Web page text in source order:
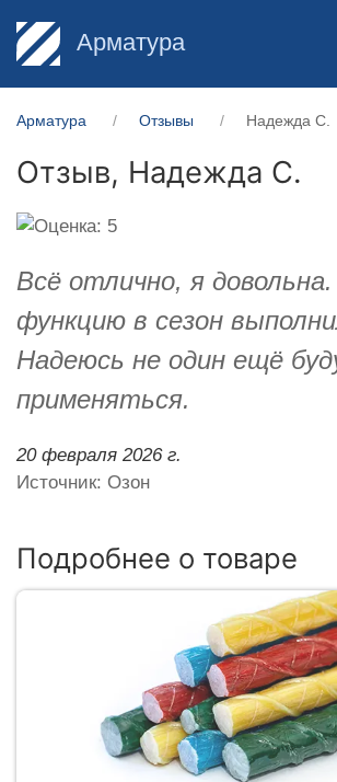
Арматура
Арматура Отзывы Надежда С.
Отзыв, Надежда С.
Всё отлично, я
функцию в сезон
Надеюсь не один ещё
применяться.
20 февраля 2026 г.
Источник: Озон
Подробнее о товаре